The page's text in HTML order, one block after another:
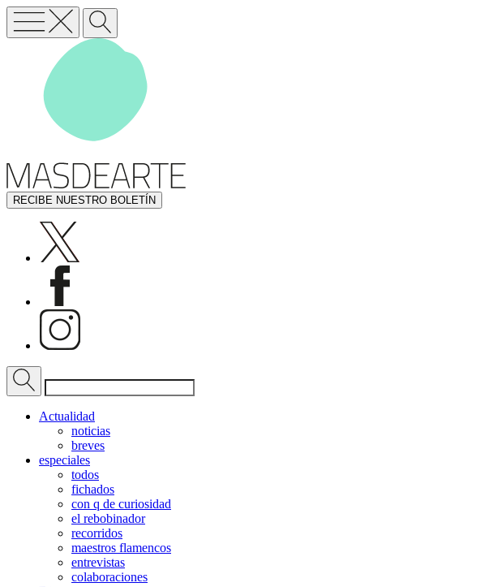
RECIBE NUESTRO BOLETÍN
Actualidad
noticias
breves
especiales
todos
fichados
con q de curiosidad
el rebobinador
recorridos
maestros flamencos
entrevistas
colaboraciones